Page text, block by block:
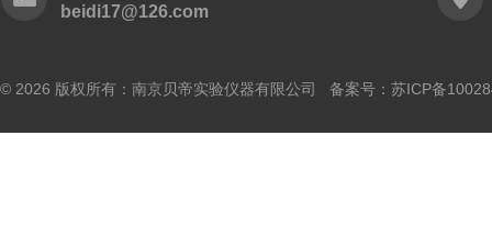
beidi17@126.com
© 2026 版权所有：南京贝帝实验仪器有限公司 备案号： 苏ICP备